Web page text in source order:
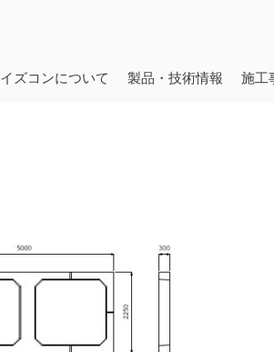
イズコンについて 製品・技術情報 施工